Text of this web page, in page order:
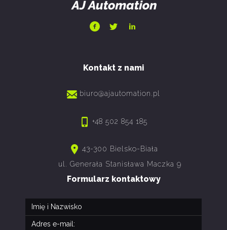
Kontakt z nami
biuro@ajautomation.pl
+48 502 854 185
43-300 Bielsko-Biała
ul. Generała Stanisława Maczka 9
Formularz kontaktowy